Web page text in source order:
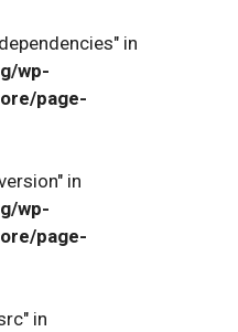
in
wp-
page-
in
wp-
page-
in